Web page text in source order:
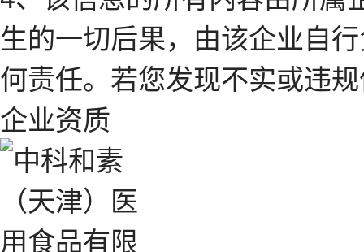
生的一切后果，由该企业自
何责任。若您发现不实或违
企业资质